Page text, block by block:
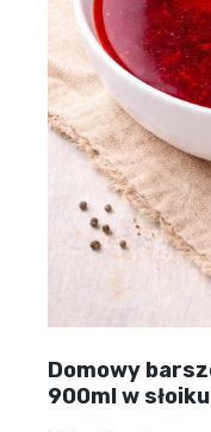
Domowy
900ml w słoiku